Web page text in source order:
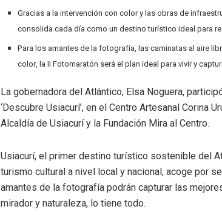
Gracias a la intervención con color y las obras de
consolida cada día como un destino turístico ideal para
Para los amantes de la fotografía, las caminatas al aire
color, la II Fotomaratón será el plan ideal para vivir y
La gobernadora del Atlántico, Elsa Noguera,
‘Descubre Usiacurí’, en el Centro Artesanal Corina
Alcaldía de Usiacurí y la Fundación Mira al Centro.
Usiacurí, el primer destino turístico sostenible del
turismo cultural a nivel local y nacional, acoge por
amantes de la fotografía podrán capturar las
mirador y naturaleza, lo tiene todo.